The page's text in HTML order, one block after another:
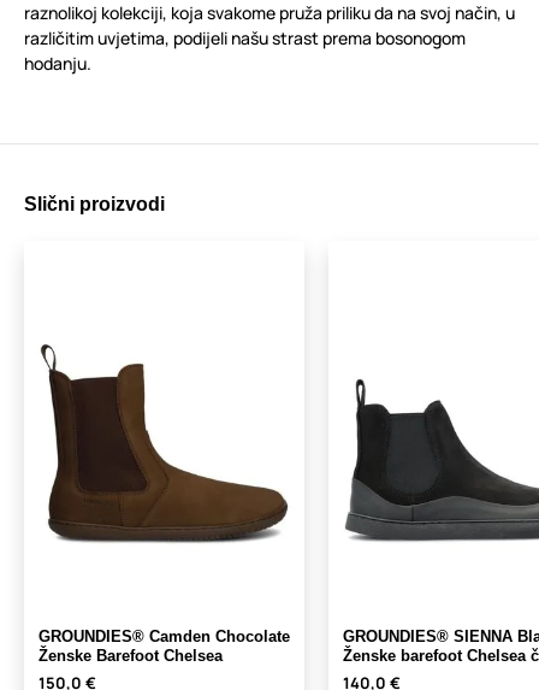
raznolikoj kolekciji, koja svakome pruža priliku da na svoj način, u
različitim uvjetima, podijeli našu strast prema bosonogom
hodanju.
Slični proizvodi
GROUNDIES® Camden Chocolate
Ženske Barefoot Chelsea
150,0 €
GROUNDIES® SIENNA
Ženske barefoot Chelsea
140,0 €